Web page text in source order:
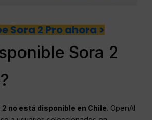
Sora 2 Pro ahora >
Sora 2
2 no está disponible en Chile. OpenAI